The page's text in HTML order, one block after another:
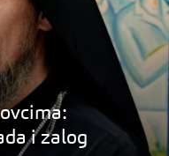
i zalog